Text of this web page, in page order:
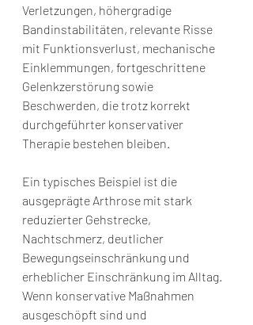
Verletzungen, höhergradige
Bandinstabilitäten, relevante Risse
mit Funktionsverlust, mechanische
Einklemmungen, fortgeschrittene
Gelenkzerstörung sowie
Beschwerden, die trotz korrekt
durchgeführter konservativer
Therapie bestehen bleiben.
Ein typisches Beispiel ist die
ausgeprägte Arthrose mit stark
reduzierter Gehstrecke,
Nachtschmerz, deutlicher
Bewegungseinschränkung und
erheblicher Einschränkung im Alltag.
Wenn konservative Maßnahmen
ausgeschöpft sind und